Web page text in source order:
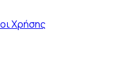
Χρήσης